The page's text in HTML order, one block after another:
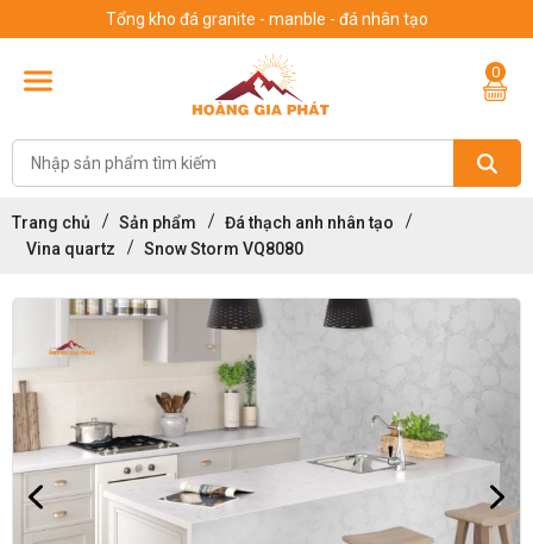
Tổng kho đá granite - manble - đá nhân tạo
0
Trang chủ Sản phẩm
Đá thạch anh nhân tạo
Vina quartz
Snow Storm VQ8080